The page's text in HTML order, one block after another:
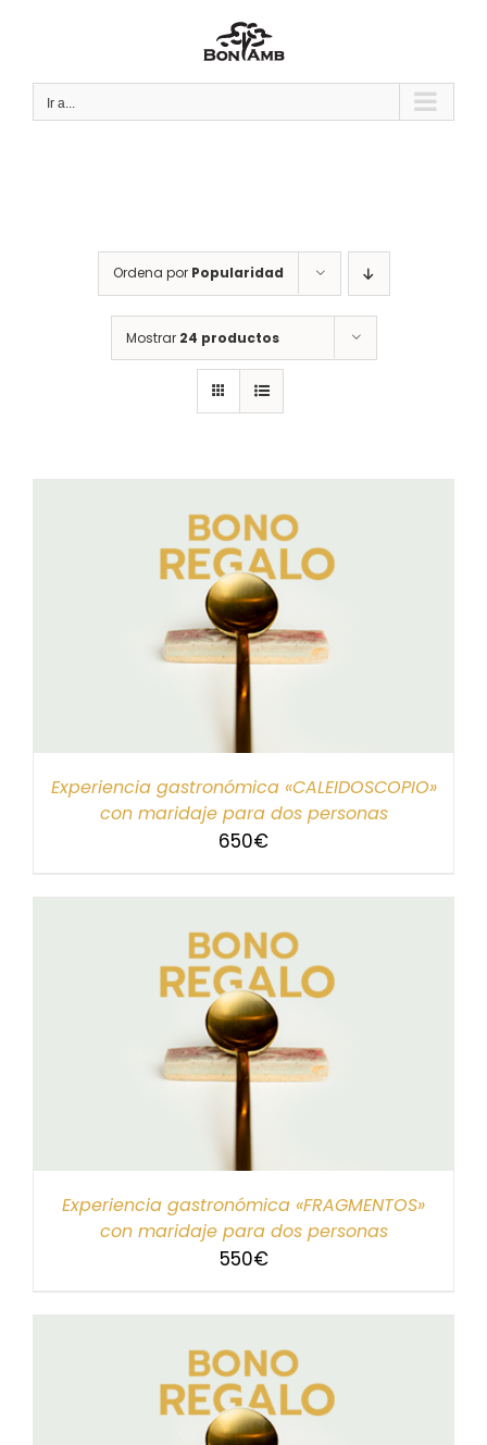
Ir a...
Ordena por Popularidad
Mostrar 24 productos
Experiencia gastronómica «CALEIDOSCOPIO»
con maridaje para dos personas
650€
Experiencia gastronómica «FRAGMENTOS»
con maridaje para dos personas
550€